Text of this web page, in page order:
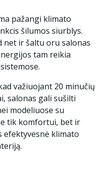
pažangi klimato
šilumos siurblys.
net ir šaltu oru salonas
tam reikia
važiuojant 20 minučių
salonas gali sušilti
modeliuose su
tik komfortui, bet ir
efektyvesnė klimato